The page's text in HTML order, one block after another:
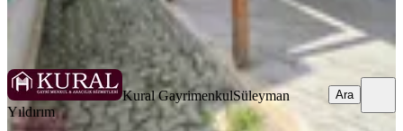
Kural GayrimenkulSüleyman Yıldırım
Kural GayrimenkulSüleyman
Yıldırım
Ara